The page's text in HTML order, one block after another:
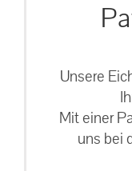
Unsere
Mit einer
uns bei